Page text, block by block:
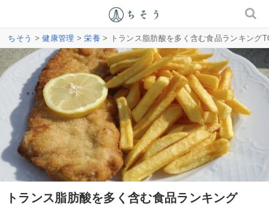
ちそう >健康管理 >栄養 > トランス脂肪酸を多く含む食品ランキング
トランス脂肪酸を多く含む食品ランキング